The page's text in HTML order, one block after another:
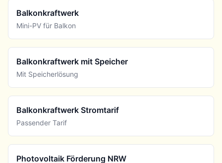
Balkonkraftwerk
Mini-PV für Balkon
Balkonkraftwerk mit Speicher
Mit Speicherlösung
Balkonkraftwerk Stromtarif
Passender Tarif
Photovoltaik Förderung NRW